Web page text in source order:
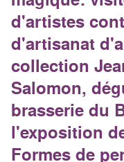
d'artistes
d'artisanat
collection
Salomon,
brasserie du
l'exposition
Formes de